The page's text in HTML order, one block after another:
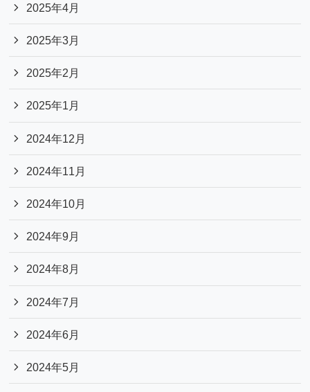
2025年4月
2025年3月
2025年2月
2025年1月
2024年12月
2024年11月
2024年10月
2024年9月
2024年8月
2024年7月
2024年6月
2024年5月